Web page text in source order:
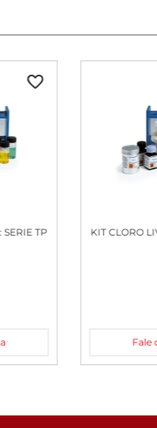
SERIE TP
KIT CLORO
Fale